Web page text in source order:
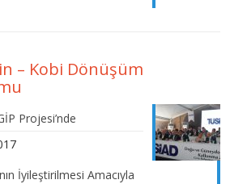
– Kobi Dönüşüm
Projesi’nde
İyileştirilmesi Amacıyla